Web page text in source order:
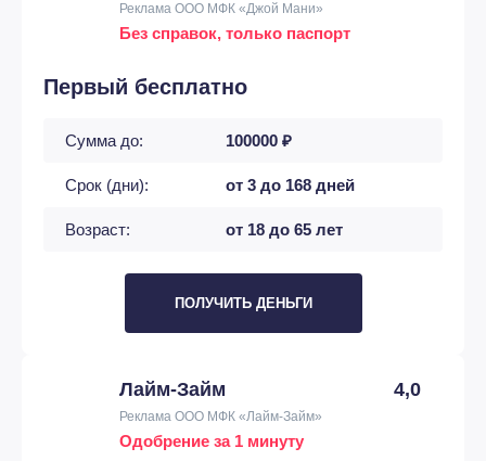
Реклама ООО МФК «Джой Мани»
Без справок, только паспорт
Первый бесплатно
Сумма до: 100000 ₽
Срок (дни): от 3 до 168 дней
Возраст: от 18 до 65 лет
ПОЛУЧИТЬ ДЕНЬГИ
Лайм-Займ 4,0
Реклама ООО МФК «Лайм-Займ»
Одобрение за 1 минуту